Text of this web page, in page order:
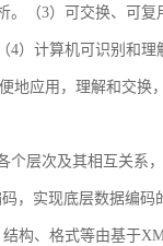
。（3）可交换、可
4）计算机可识别和
地应用，理解和交换
个层次及其相互关系
码，实现底层数据编
构、格式等由基于